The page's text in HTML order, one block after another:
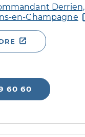
Derrien,
en-Champagne
60 60